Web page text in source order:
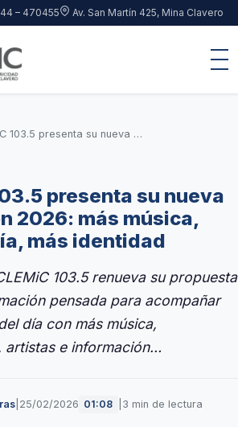
– 470455 Av. San Martín 425, Mina Clavero
FM CLEMiC 103.5 presenta su nueva programación 2026: más música, más compañía, más identidad
presenta su nueva
2026: más música,
más identidad
103.5 renueva su propuesta
pensada para acompañar
día con más música,
artistas e información…
25/02/2026 01:08 3 min de lectura